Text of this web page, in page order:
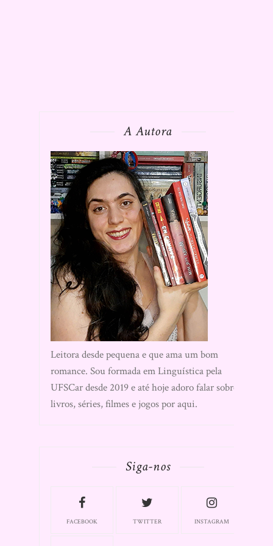
A Autora
Leitora desde pequena e que ama um bom
romance. Sou formada em Linguística pela
UFSCar desde 2019 e até hoje adoro falar sobre
livros, séries, filmes e jogos por aqui.
Siga-nos
FACEBOOK TWITTER INSTAGRAM